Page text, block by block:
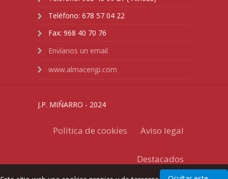
Teléfono: 678 57 04 22
Fax: 968 40 70 76
Envíanos un email
www.almacenjp.com
J.P. MIÑARRO - 2024
Aviso legal
Política de cookies
Destacados